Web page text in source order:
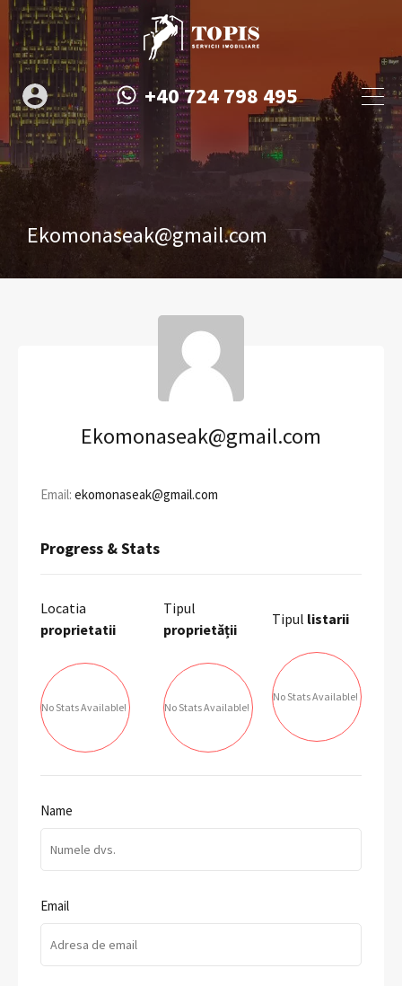
+40 724 798 495
Ekomonaseak@gmail.com
Ekomonaseak@gmail.com
Email: ekomonaseak@gmail.com
Progress & Stats
Locatia
proprietatii
No Stats Available!
Tipul
proprietății
No Stats Available!
Tipul listarii
No Stats Available!
Name
Email